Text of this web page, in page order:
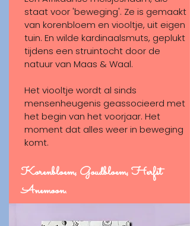
staat voor 'beweging'. Ze is gemaakt
van korenbloem en viooltje, uit eigen
tuin. En wilde kardinaalsmuts, geplukt
tijdens een struintocht door de
natuur van Maas & Waal.
Het viooltje wordt al sinds
mensenheugenis geassocieerd met
het begin van het voorjaar. Het
moment dat alles weer in beweging
komt.
Korenbloem, Goudbloem, Herfst
Anemoon.